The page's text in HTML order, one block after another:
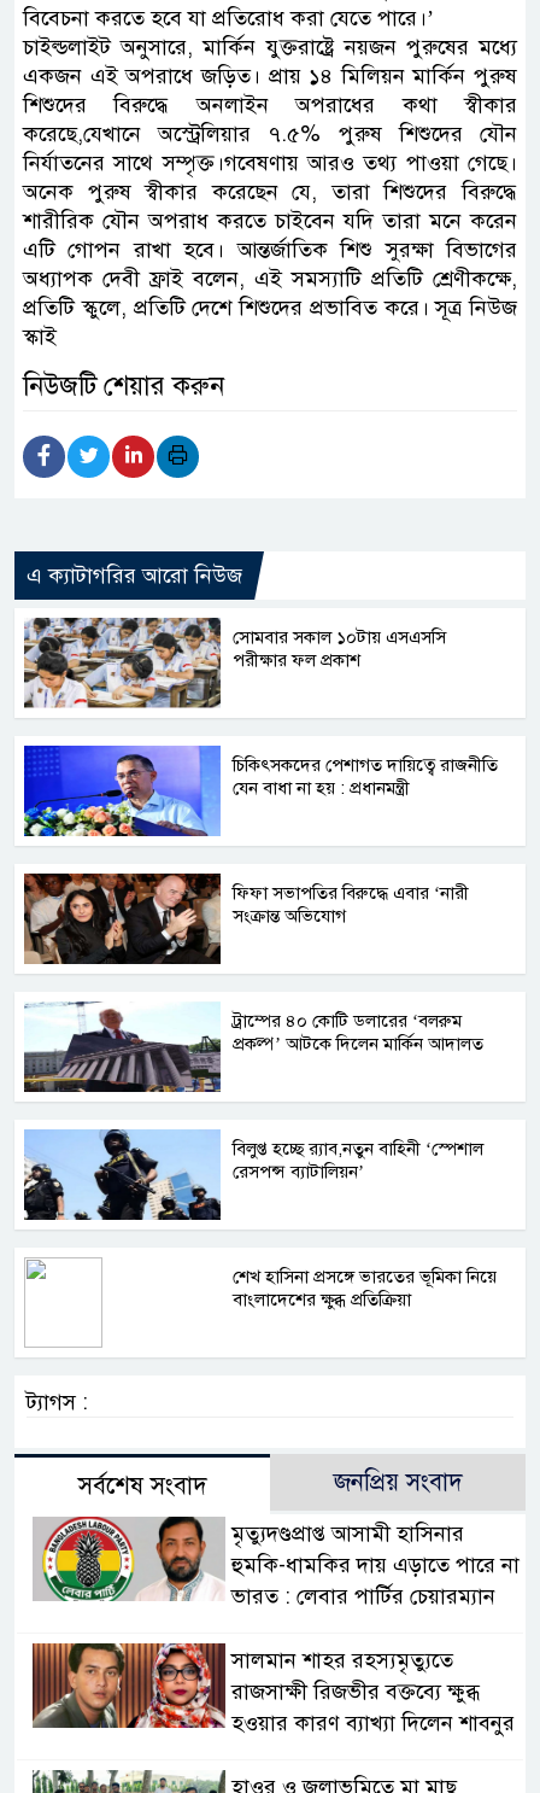
বিবেচনা করতে হবে যা প্রতিরোধ করা যেতে পারে।’
চাইল্ডলাইট অনুসারে, মার্কিন যুক্তরাষ্ট্রে নয়জন পুরুষের মধ্যে
একজন এই অপরাধে জড়িত। প্রায় ১৪ মিলিয়ন মার্কিন পুরুষ
শিশুদের বিরুদ্ধে অনলাইন অপরাধের কথা স্বীকার
করেছে,যেখানে অস্ট্রেলিয়ার ৭.৫% পুরুষ শিশুদের যৌন
নির্যাতনের সাথে সম্পৃক্ত।গবেষণায় আরও তথ্য পাওয়া গেছে।
অনেক পুরুষ স্বীকার করেছেন যে, তারা শিশুদের বিরুদ্ধে
শারীরিক যৌন অপরাধ করতে চাইবেন যদি তারা মনে করেন
এটি গোপন রাখা হবে। আন্তর্জাতিক শিশু সুরক্ষা বিভাগের
অধ্যাপক দেবী ফ্রাই বলেন, এই সমস্যাটি প্রতিটি শ্রেণীকক্ষে,
প্রতিটি স্কুলে, প্রতিটি দেশে শিশুদের প্রভাবিত করে। সূত্র নিউজ
স্কাই
নিউজটি শেয়ার করুন
এ ক্যাটাগরির আরো নিউজ
সোমবার সকাল ১০টায় এসএসসি
পরীক্ষার ফল প্রকাশ
চিকিৎসকদের পেশাগত দায়িত্বে রাজনীতি
যেন বাধা না হয় : প্রধানমন্ত্রী
ফিফা সভাপতির বিরুদ্ধে এবার ‘নারী
সংক্রান্ত অভিযোগ
ট্রাম্পের ৪০ কোটি ডলারের ‘বলরুম
প্রকল্প’ আটকে দিলেন মার্কিন আদালত
বিলুপ্ত হচ্ছে র‍্যাব,নতুন বাহিনী ‘স্পেশাল
রেসপন্স ব্যাটালিয়ন’
শেখ হাসিনা প্রসঙ্গে ভারতের ভূমিকা নিয়ে
বাংলাদেশের ক্ষুব্ধ প্রতিক্রিয়া
ট্যাগস :
সর্বশেষ সংবাদ জনপ্রিয় সংবাদ
মৃত্যুদণ্ডপ্রাপ্ত আসামী হাসিনার
হুমকি-ধামকির দায় এড়াতে পারে না
ভারত : লেবার পার্টির চেয়ারম্যান
সালমান শাহর রহস্যমৃত্যুতে
রাজসাক্ষী রিজভীর বক্তব্যে ক্ষুব্ধ
হওয়ার কারণ ব্যাখ্যা দিলেন শাবনুর
হাওর ও জলাভূমিতে মা মাছ